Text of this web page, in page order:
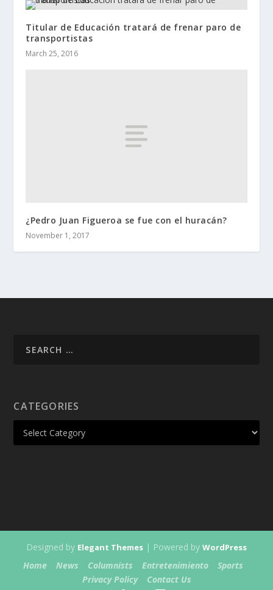
Titular de Educación tratará de frenar paro de
transportistas
March 25, 2016
¿Pedro Juan Figueroa se fue con el huracán?
November 1, 2017
CATEGORIES
Designed by Elegant Themes | Powered by WordPress
Home News Columnists Entretenimiento
Sports
Privacy Policy
Contact Us